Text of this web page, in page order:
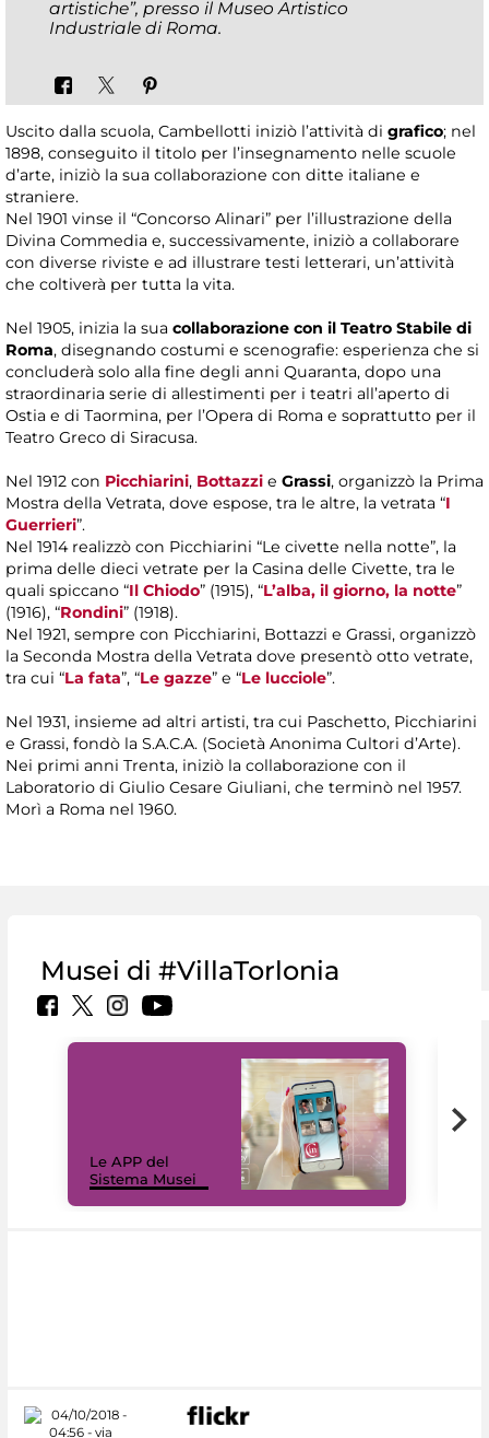
artistiche”, presso il Museo Artistico
Industriale di Roma.
Uscito dalla scuola, Cambellotti iniziò l’attività di grafico; nel
1898, conseguito il titolo per l’insegnamento nelle scuole
d’arte, iniziò la sua collaborazione con ditte italiane e
straniere.
Nel 1901 vinse il “Concorso Alinari” per l’illustrazione della
Divina Commedia e, successivamente, iniziò a collaborare
con diverse riviste e ad illustrare testi letterari, un’attività
che coltiverà per tutta la vita.
Nel 1905, inizia la sua collaborazione con il Teatro Stabile di
Roma, disegnando costumi e scenografie: esperienza che si
concluderà solo alla fine degli anni Quaranta, dopo una
straordinaria serie di allestimenti per i teatri all’aperto di
Ostia e di Taormina, per l’Opera di Roma e soprattutto per il
Teatro Greco di Siracusa.
Nel 1912 con Picchiarini, Bottazzi e Grassi, organizzò la Prima
Mostra della Vetrata, dove espose, tra le altre, la vetrata “I
Guerrieri”.
Nel 1914 realizzò con Picchiarini “Le civette nella notte”, la
prima delle dieci vetrate per la Casina delle Civette, tra le
quali spiccano “Il Chiodo” (1915), “L’alba, il giorno, la notte”
(1916), “Rondini” (1918).
Nel 1921, sempre con Picchiarini, Bottazzi e Grassi, organizzò
la Seconda Mostra della Vetrata dove presentò otto vetrate,
tra cui “La fata”, “Le gazze” e “Le lucciole”.
Nel 1931, insieme ad altri artisti, tra cui Paschetto, Picchiarini
e Grassi, fondò la S.A.C.A. (Società Anonima Cultori d’Arte).
Nei primi anni Trenta, iniziò la collaborazione con il
Laboratorio di Giulio Cesare Giuliani, che terminò nel 1957.
Morì a Roma nel 1960.
Musei di #VillaTorlonia
Le APP del
Sistema Musei